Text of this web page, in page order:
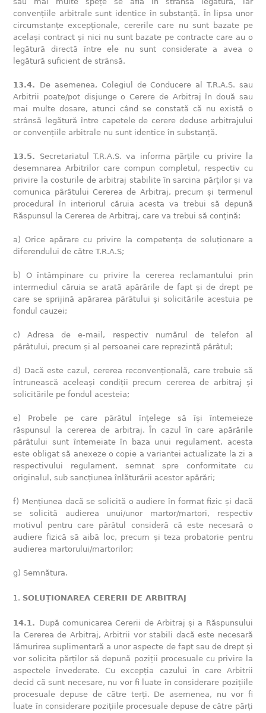
convențiile arbitrale sunt identice în substanță. În lipsa unor
circumstanțe excepționale, cererile care nu sunt bazate pe
același contract și nici nu sunt bazate pe contracte care au o
legătură directă între ele nu sunt considerate a avea o
legătură suficient de strânsă.
13.4. De asemenea, Colegiul de Conducere al T.R.A.S. sau
Arbitrii poate/pot disjunge o Cerere de Arbitraj în două sau
mai multe dosare, atunci când se constată că nu există o
strânsă legătură între capetele de cerere deduse arbitrajului
or convențiile arbitrale nu sunt identice în substanță.
13.5. Secretariatul T.R.A.S. va informa părțile cu privire la
desemnarea Arbitrilor care compun completul, respectiv cu
privire la costurile de arbitraj stabilite în sarcina părților și va
comunica pârâtului Cererea de Arbitraj, precum și termenul
procedural în interiorul căruia acesta va trebui să depună
Răspunsul la Cererea de Arbitraj, care va trebui să conțină:
a) Orice apărare cu privire la competența de soluționare a
diferendului de către T.R.A.S;
b) O întâmpinare cu privire la cererea reclamantului prin
intermediul căruia se arată apărările de fapt și de drept pe
care se sprijină apărarea pârâtului și solicitările acestuia pe
fondul cauzei;
c) Adresa de e-mail, respectiv numărul de telefon al
pârâtului, precum și al persoanei care reprezintă pârâtul;
d) Dacă este cazul, cererea reconvențională, care trebuie să
întrunească aceleași condiții precum cererea de arbitraj și
solicitările pe fondul acesteia;
e) Probele pe care pârâtul înțelege să își întemeieze
răspunsul la cererea de arbitraj. În cazul în care apărările
pârâtului sunt întemeiate în baza unui regulament, acesta
este obligat să anexeze o copie a variantei actualizate la zi a
respectivului regulament, semnat spre conformitate cu
originalul, sub sancțiunea înlăturării acestor apărări;
f) Mențiunea dacă se solicită o audiere în format fizic și dacă
se solicită audierea unui/unor martor/martori, respectiv
motivul pentru care pârâtul consideră că este necesară o
audiere fizică să aibă loc, precum și teza probatorie pentru
audierea martorului/martorilor;
g) Semnătura.
SOLUȚIONAREA CERERII DE ARBITRAJ
14.1. După comunicarea Cererii de Arbitraj și a Răspunsului
la Cererea de Arbitraj, Arbitrii vor stabili dacă este necesară
lămurirea suplimentară a unor aspecte de fapt sau de drept și
vor solicita părților să depună poziții procesuale cu privire la
aspectele învederate. Cu excepția cazului în care Arbitrii
decid că sunt necesare, nu vor fi luate în considerare pozițiile
procesuale depuse de către terți. De asemenea, nu vor fi
luate în considerare pozițiile procesuale depuse de către părți